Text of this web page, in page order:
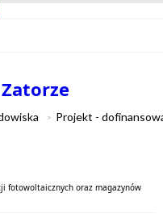
Projekt -
fotowoltaicznych oraz magazynów